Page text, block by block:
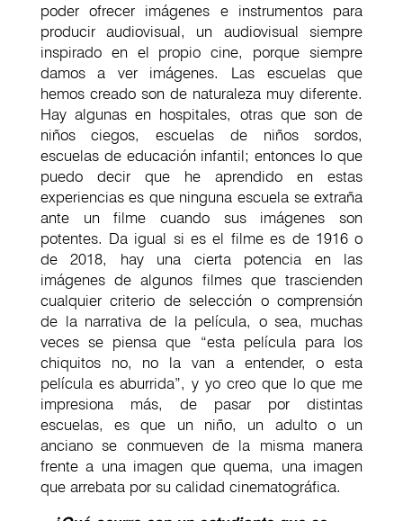
poder ofrecer imágenes e instrumentos para
producir audiovisual, un audiovisual siempre
inspirado en el propio cine, porque siempre
damos a ver imágenes. Las escuelas que
hemos creado son de naturaleza muy diferente.
Hay algunas en hospitales, otras que son de
niños ciegos, escuelas de niños sordos,
escuelas de educación infantil; entonces lo que
puedo decir que he aprendido en estas
experiencias es que ninguna escuela se extraña
ante un filme cuando sus imágenes son
potentes. Da igual si es el filme es de 1916 o
de 2018, hay una cierta potencia en las
imágenes de algunos filmes que trascienden
cualquier criterio de selección o comprensión
de la narrativa de la película, o sea, muchas
veces se piensa que “esta película para los
chiquitos no, no la van a entender, o esta
película es aburrida”, y yo creo que lo que me
impresiona más, de pasar por distintas
escuelas, es que un niño, un adulto o un
anciano se conmueven de la misma manera
frente a una imagen que quema, una imagen
que arrebata por su calidad cinematográfica.